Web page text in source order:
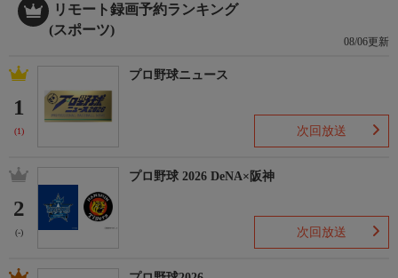
リモート録画予約ランキング
(スポーツ)
08/06更新
1
(1)
プロ野球ニュース
次回放送
2
(-)
プロ野球 2026 DeNA×阪神
次回放送